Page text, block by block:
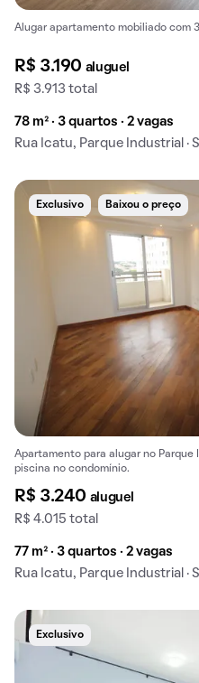
Alugar apartamento mobiliado com
R$ 3.190 aluguel
R$ 3.913 total
78 m² · 3 quartos · 2 vagas
Rua Icatu, Parque Industrial ·
Exclusivo Baixou o preço
Apartamento para alugar no Parque
piscina no condomínio.
R$ 3.240 aluguel
R$ 4.015 total
77 m² · 3 quartos · 2 vagas
Rua Icatu, Parque Industrial ·
Exclusivo